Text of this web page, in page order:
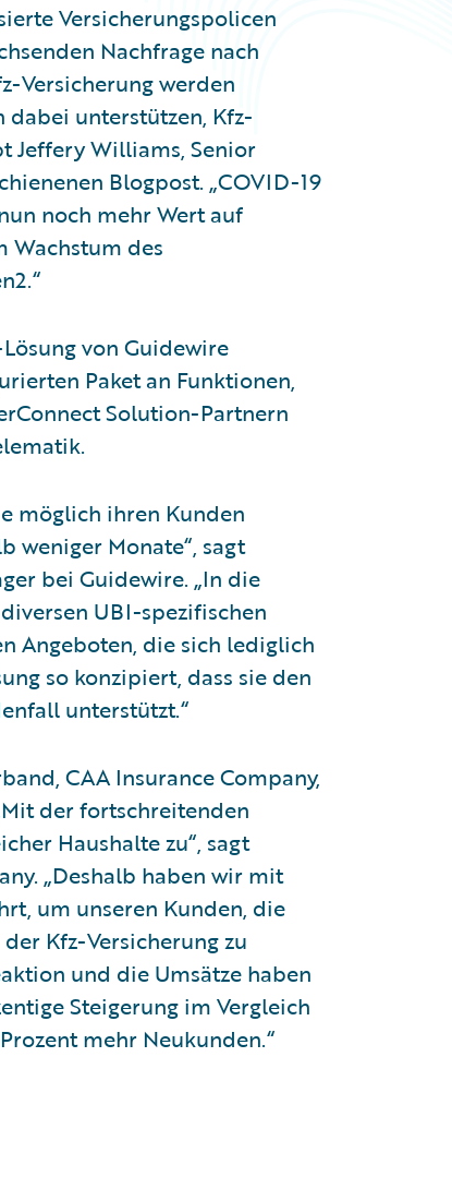
Versicherungspolicen
Nachfrage nach
Versicherung werden
dabei unterstützen, Kfz-
Jeffery Williams, Senior
Blogpost. „COVID-19
noch mehr Wert auf
Wachstum des
von Guidewire
Paket an Funktionen,
Solution-Partnern
möglich ihren Kunden
weniger Monate“, sagt
bei Guidewire. „In die
UBI-spezifischen
Angeboten, die sich lediglich
so konzipiert, dass sie den
unterstützt.“
CAA Insurance Company,
der fortschreitenden
Haushalte zu“, sagt
„Deshalb haben wir mit
um unseren Kunden, die
Kfz-Versicherung zu
und die Umsätze haben
Steigerung im Vergleich
mehr Neukunden.“